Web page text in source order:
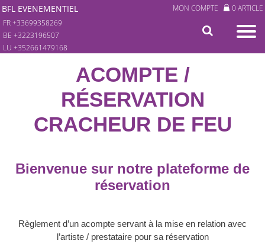
BFL EVENEMENTIEL
FR +33699358269
BE +3223196507
LU +352661479168
MON COMPTE 0 ARTICLE
ACOMPTE /
RÉSERVATION
CRACHEUR DE FEU
Bienvenue sur notre plateforme de
réservation
Règlement d’un acompte servant à la mise en relation avec
l’artiste / prestataire pour sa réservation